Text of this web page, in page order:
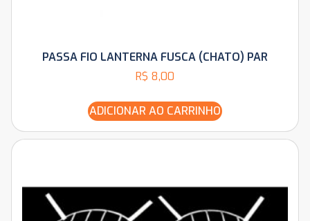
PASSA FIO LANTERNA FUSCA (CHATO) PAR
R$ 8,00
ADICIONAR AO CARRINHO